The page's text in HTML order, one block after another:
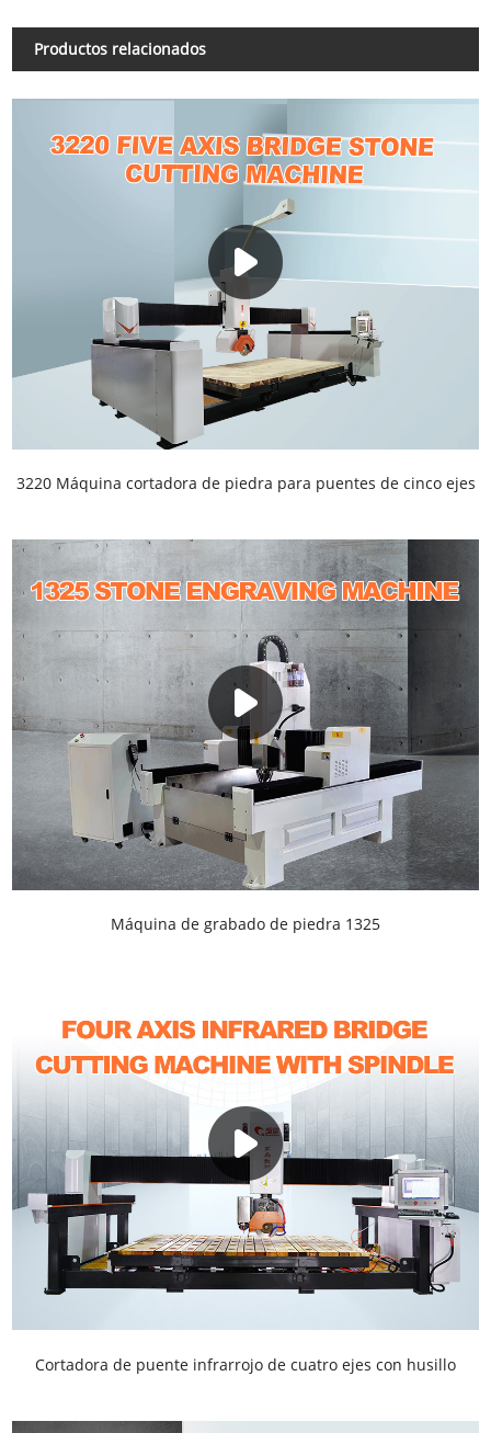
Productos relacionados
3220 Máquina cortadora de piedra para puentes de cinco ejes
Máquina de grabado de piedra 1325
Cortadora de puente infrarrojo de cuatro ejes con husillo